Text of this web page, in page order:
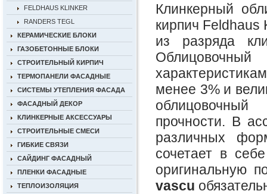
Клинкерный
кирпич Feldhaus
из разряда
менее 3% и
прочности. В
различных
сочетает в
оригинальную
vascu
FELDHAUS KLINKER
RANDERS TEGL
КЕРАМИЧЕСКИЕ БЛОКИ
ГАЗОБЕТОННЫЕ БЛОКИ
СТРОИТЕЛЬНЫЙ КИРПИЧ
ТЕРМОПАНЕЛИ ФАСАДНЫЕ
СИСТЕМЫ УТЕПЛЕНИЯ ФАСАДА
ФАСАДНЫЙ ДЕКОР
КЛИНКЕРНЫЕ АКСЕССУАРЫ
СТРОИТЕЛЬНЫЕ СМЕСИ
ГИБКИЕ СВЯЗИ
САЙДИНГ ФАСАДНЫЙ
ПЛЕНКИ ФАСАДНЫЕ
ТЕПЛОИЗОЛЯЦИЯ